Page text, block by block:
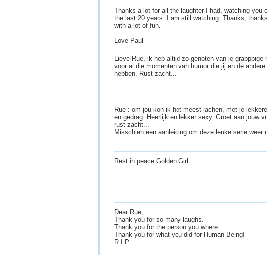
Thanks a lot for all the laughter I had, watching you
the last 20 years. I am still watching. Thanks,
with a lot of fun.
Love Paul
Lieve Rue, ik heb altijd zo genoten van je grapppige
voor al die momenten van humor die jij en de
hebben. Rust zacht...
Rue : om jou kon ik het meest lachen, met je
en gedrag. Heerlijk en lekker sexy. Groet aan jouw
rust zacht...
Misschien een aanleiding om deze leuke serie weer
Rest in peace Golden Girl...
Dear Rue,
Thank you for so many laughs.
Thank you for the person you where.
Thank you for what you did for Human Being!
R.I.P.